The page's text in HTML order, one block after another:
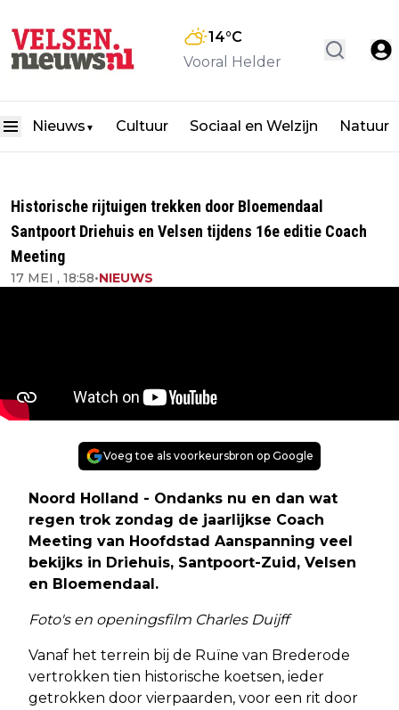
14°C
Vooral Helder
Nieuws ▼ Cultuur Sociaal en Welzijn Natuur
Historische rijtuigen trekken door Bloemendaal
Santpoort Driehuis en Velsen tijdens 16e editie Coach
Meeting
17 MEI , 18:58•NIEUWS
Voeg toe als voorkeursbron op Google
Noord Holland - Ondanks nu en dan wat
regen trok zondag de jaarlijkse Coach
Meeting van Hoofdstad Aanspanning veel
bekijks in Driehuis, Santpoort-Zuid, Velsen
en Bloemendaal.
Foto's en openingsfilm Charles Duijff
Vanaf het terrein bij de Ruïne van Brederode
vertrokken tien historische koetsen, ieder
getrokken door vierpaarden, voor een rit door